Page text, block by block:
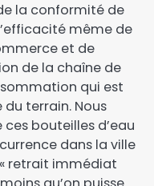
la conformité de
même de
et de
de la chaîne de
qui est
terrain. Nous
bouteilles d’eau
dans la ville
« retrait immédiat